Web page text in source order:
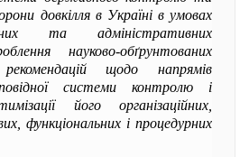
довкілля в Україні в умовах
та адміністративних
науково-обґрунтованих
щодо напрямів
системи контролю і
його організаційних,
функціональних і процедурних